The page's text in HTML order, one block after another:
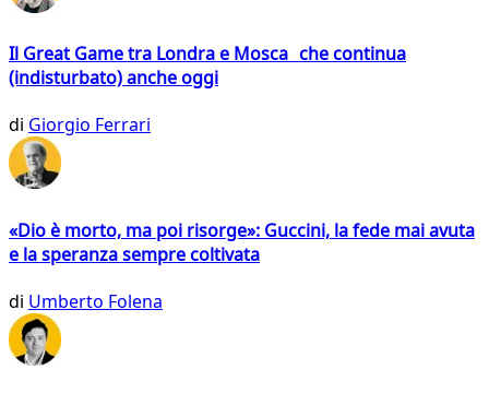
Il Great Game tra Londra e Mosca che continua
(indisturbato) anche oggi
di Giorgio Ferrari
«Dio è morto, ma poi risorge»: Guccini, la fede mai avuta
e la speranza sempre coltivata
di Umberto Folena